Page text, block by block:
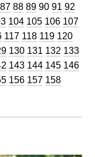
Trang
87 Trang
88 Trang
89 Trang
90 Trang
91 Trang
92
Trang
104 Trang
105 Trang
106 Trang
107
Trang
117 Trang
118 Trang
119 Trang
120
Trang
130 Trang
131 Trang
132 Trang
133
Trang
143 Trang
144 Trang
145 Trang
146
Trang
156 Trang
157 Trang
158